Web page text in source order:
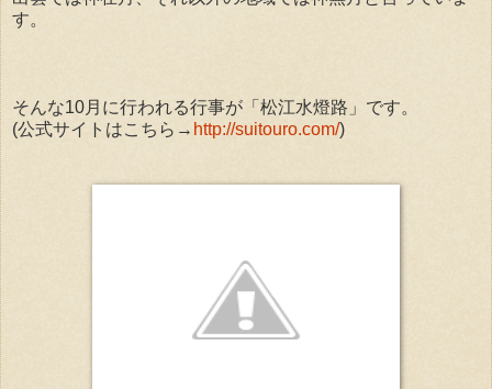
す。
そんな10月に行われる行事が「松江水燈路」です。
(公式サイトはこちら→ http://suitouro.com/)